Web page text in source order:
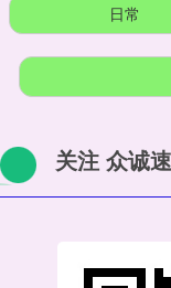
日常
关注 众诚